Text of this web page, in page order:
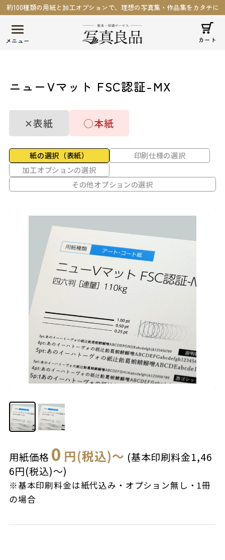
約100種類の用紙と加工オプションで、理想の写真集・作品集をカタチに
カート
ニューVマット FSC認証-MX
✕表紙 ◯本紙
紙の選択（表紙）
印刷仕様の選択
加工オプションの選択
その他オプションの選択
用紙価格 0 円(税込)～ (基本印刷料金1,46
6円(税込)～)
※基本印刷料金は紙代込み・オプション無し・1冊
の場合